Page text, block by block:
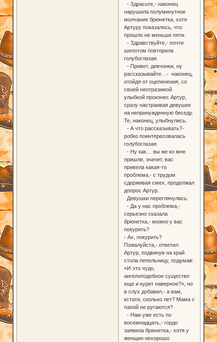
- Здрасьте,- наконец
нарушила полуминутное
молчание брюнетка, хотя
Артуру показалось, что
прошло не меньше пяти.
- Здравствуйте,- почти
шепотом повторила
голубоглазая.
- Привет, девчонки, ну
рассказывайте…- наконец,
отойдя от оцепенения, со
своей неотразимой
улыбкой произнес Артур,
сразу настраивая девушек
на непринужденную беседу.
Те, наконец, улыбнулись.
- А что рассказывать?-
робко поинтересовалась
голубоглазая.
- Ну как… вы же ко мне
пришли, значит, вас
привела какая-то
проблема,- с трудом
сдерживая смех, продолжал
допрос Артур.
Девушки переглянулись.
- Да у нас проблема,-
серьезно сказала
брюнетка,- можно у вас
покурить?
- Ах, покурить?
Пожалуйста,- ответил
Артур, подвинув на край
стола пепельницу, подумав:
«И это чудо,
ангелоподобное существо
еще и курит наверное?», но
в слух добавил,- а вам,
кстати, сколько лет? Мама с
папой не ругаются?
- Нам уже есть по
восемнадцать,- гордо
заявила брюнетка,- хотя у
женщин нехорошо